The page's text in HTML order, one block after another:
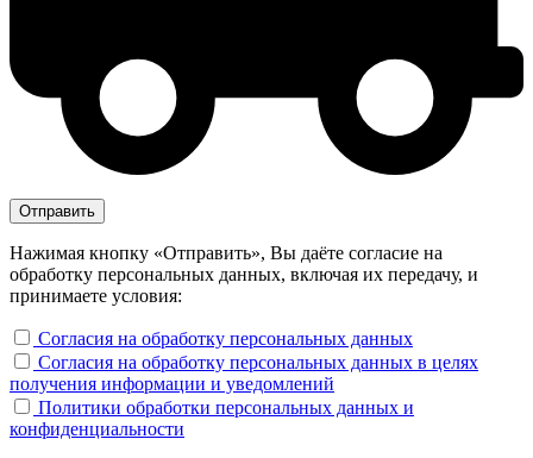
Нажимая кнопку «Отправить», Вы даёте согласие на
обработку персональных данных, включая их передачу, и
принимаете условия:
Согласия на обработку персональных данных
Согласия на обработку персональных данных в целях
получения информации и уведомлений
Политики обработки персональных данных и
конфиденциальности